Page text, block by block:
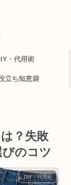
・代用術
立ち知恵袋
？失敗
のコツ
DIY・代用術